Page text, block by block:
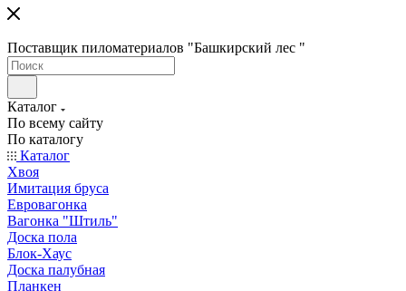
Поставщик пиломатериалов "Башкирский лес "
Каталог
По всему сайту
По каталогу
Каталог
Хвоя
Имитация бруса
Евровагонка
Вагонка "Штиль"
Доска пола
Блок-Хаус
Доска палубная
Планкен